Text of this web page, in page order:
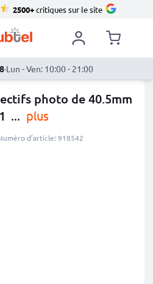
2500+critiques sur le site
·Lun - Ven: 10:00 - 21:00
photo de 40.5mm
... plus
d’article: 918542